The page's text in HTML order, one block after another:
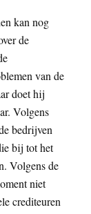
kan nog
de
van de
doet hij
Volgens
bedrijven
bij tot het
Volgens de
niet
crediteuren